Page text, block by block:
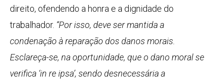
direito, ofendendo a honra e a dignidade do
trabalhador. “Por isso, deve ser mantida a
condenação à reparação dos danos morais.
Esclareça-se, na oportunidade, que o dano moral se
verifica ‘in re ipsa’, sendo desnecessária a